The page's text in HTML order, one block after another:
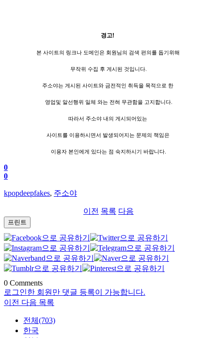
경고!
본 사이트의 링크나 도메인은 회원님의 검색 편의를 돕기위해
무작위 수집 후 게시된 것입니다.
주소야는 게시된 사이트와 금전적인 취득을 목적으로 한
영업및 알선행위 일체 와는 전혀 무관함을 고지합니다.
따라서 주소야 내의 게시되어있는
사이트를 이용하시면서 발생되어지는 문제의 책임은
이용자 본인에게 있다는 점 숙지하시기 바랍니다.
0
0
kpopdeepfakes, 주소야
이전 목록 다음
프린트
0 Comments
로그인한 회원만 댓글 등록이 가능합니다.
이전 다음 목록
전체(703)
한국